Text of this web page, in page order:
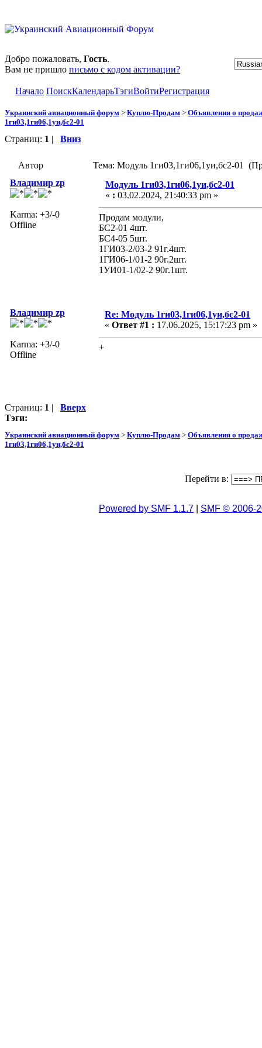
Добро пожаловать, Гость.
Вам не пришло письмо с кодом активации?
Начало ПоискКалендарьТэгиВойтиРегистрация
Украинский авиационный форум > Куплю-Продам > Объявления о
1ги03,1ги06,1уи,бс2-01
Страниц: 1 | Вниз
Автор
Тема: Модуль 1ги03,1ги06,1уи,бс2-01
Владимир zp
Karma: +3/-0
Offline
Модуль 1ги03,1ги06,1уи,бс2-01
« : 03.02.2024, 21:40:33 pm »
Продам модули,
БС2-01 4шт.
БС4-05 5шт.
1ГИ03-2/03-2 91г.4шт.
1ГИ06-1/01-2 90г.2шт.
1УИ01-1/02-2 90г.1шт.
Владимир zp
Karma: +3/-0
Offline
Re: Модуль 1ги03,1ги06,1уи,бс2-01
« Ответ #1 : 17.06.2025, 15:17:23 pm »
+
Страниц: 1 | Вверх
Тэги:
Украинский авиационный форум > Куплю-Продам > Объявления о
1ги03,1ги06,1уи,бс2-01
Перейти в:
Powered by SMF 1.1.7 SMF © 2006-